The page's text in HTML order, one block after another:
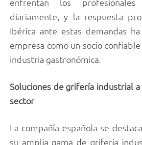
diariamente, y la respuesta
Ibérica ante estas demandas
empresa como un socio
industria gastronómica.
Soluciones de grifería industrial
sector
La compañía española se
su amplia gama de grifería